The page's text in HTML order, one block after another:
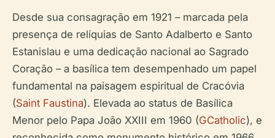
Desde sua consagração em 1921 – marcada pela
presença de relíquias de Santo Adalberto e Santo
Estanislau e uma dedicação nacional ao Sagrado
Coração – a basílica tem desempenhado um papel
fundamental na paisagem espiritual de Cracóvia
(Saint Faustina). Elevada ao status de Basílica
Menor pelo Papa João XXIII em 1960 (GCatholic), e